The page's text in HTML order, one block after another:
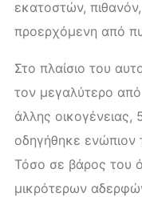
εκατοστών,
προερχόμενη από
Στο πλαίσιο του
τον μεγαλύτερο
άλλης
οδηγήθηκε ενώπιον
Τόσο σε βάρος του
μικρότερων